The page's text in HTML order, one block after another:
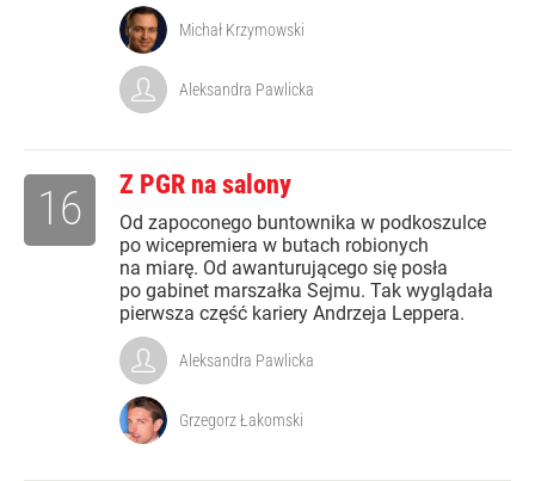
Michał Krzymowski
Aleksandra Pawlicka
Z PGR na salony
Od zapoconego buntownika w podkoszulce
po wicepremiera w butach robionych
na miarę. Od awanturującego się posła
po gabinet marszałka Sejmu. Tak wyglądała
pierwsza część kariery Andrzeja Leppera.
16
Aleksandra Pawlicka
Grzegorz Łakomski